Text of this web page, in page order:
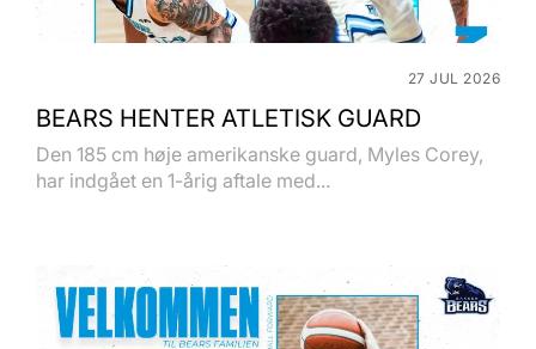
27 JUL 2026
BEARS HENTER ATLETISK GUARD
Den 185 cm høje amerikanske guard, Myles Corey,
har indgået en 1-årig aftale med...